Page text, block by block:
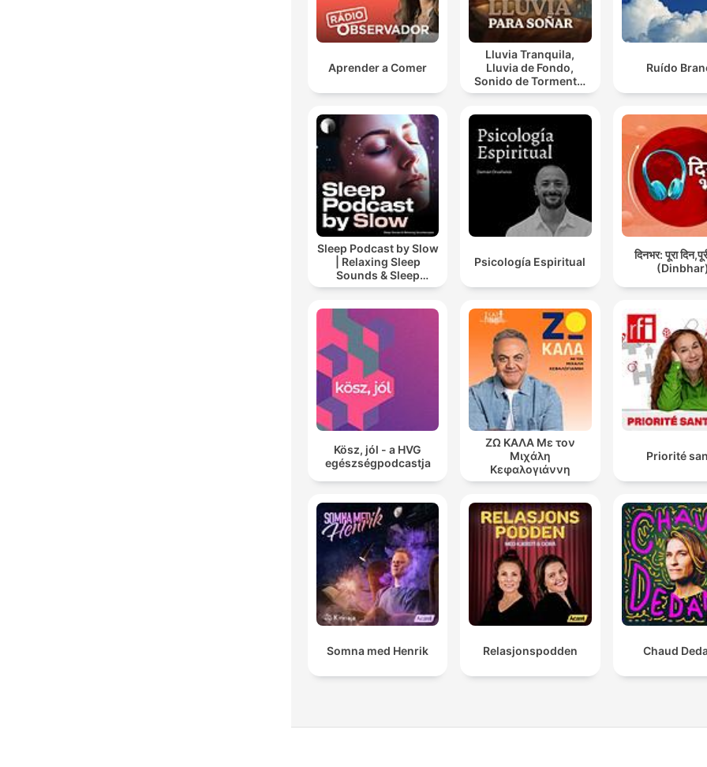
Aprender a Comer
Lluvia Tranquila,
Lluvia de Fondo,
Sonido de Tormenta,
Día Lluvioso, Lluvia
Ruído
Sleep Podcast by Slow
| Relaxing Sleep
Sounds & Sleep
Stories | Nature Sound
Psicología Espiritual
दिनभर: पूरा
Kösz, jól - a HVG
egészségpodcastja
ΖΩ ΚΑΛΑ Με τον
Μιχάλη
Κεφαλογιάννη
Priorité
Somna med Henrik Relasjonspodden Chaud